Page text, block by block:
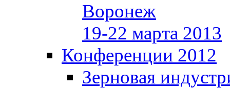
Воронеж
19-22 марта 2013
Конференции 2012
Зерновая